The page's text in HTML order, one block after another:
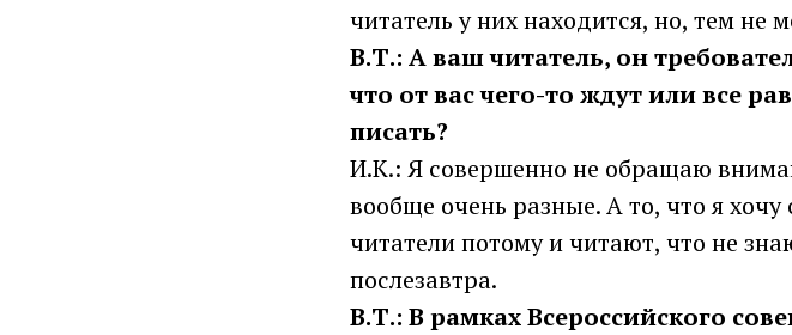
читатель у них находится, но, тем не
В.Т.: А ваш читатель, он
что от вас чего-то ждут или все
писать?
И.К.: Я совершенно не обращаю
вообще очень разные. А то, что я
читатели потому и читают, что не
послезавтра.
В.Т.: В рамках Всероссийского